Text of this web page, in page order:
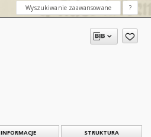
Wyszukiwanie zaawansowane ?
INFORMACJE STRUKTURA